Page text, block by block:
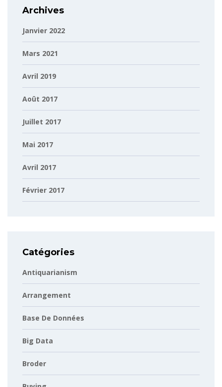
Archives
Janvier 2022
Mars 2021
Avril 2019
Août 2017
Juillet 2017
Mai 2017
Avril 2017
Février 2017
Catégories
Antiquarianism
Arrangement
Base De Données
Big Data
Broder